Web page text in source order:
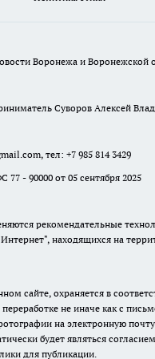
Воронежа и Воронежской
Суворов Алексей
тел: +7 985 814 3429
- 90000 от 05 сентября 2025
рекомендательные
находящихся на
сайте, охраняется в
не иначе как с
на электронную
будет являться
для публикации.